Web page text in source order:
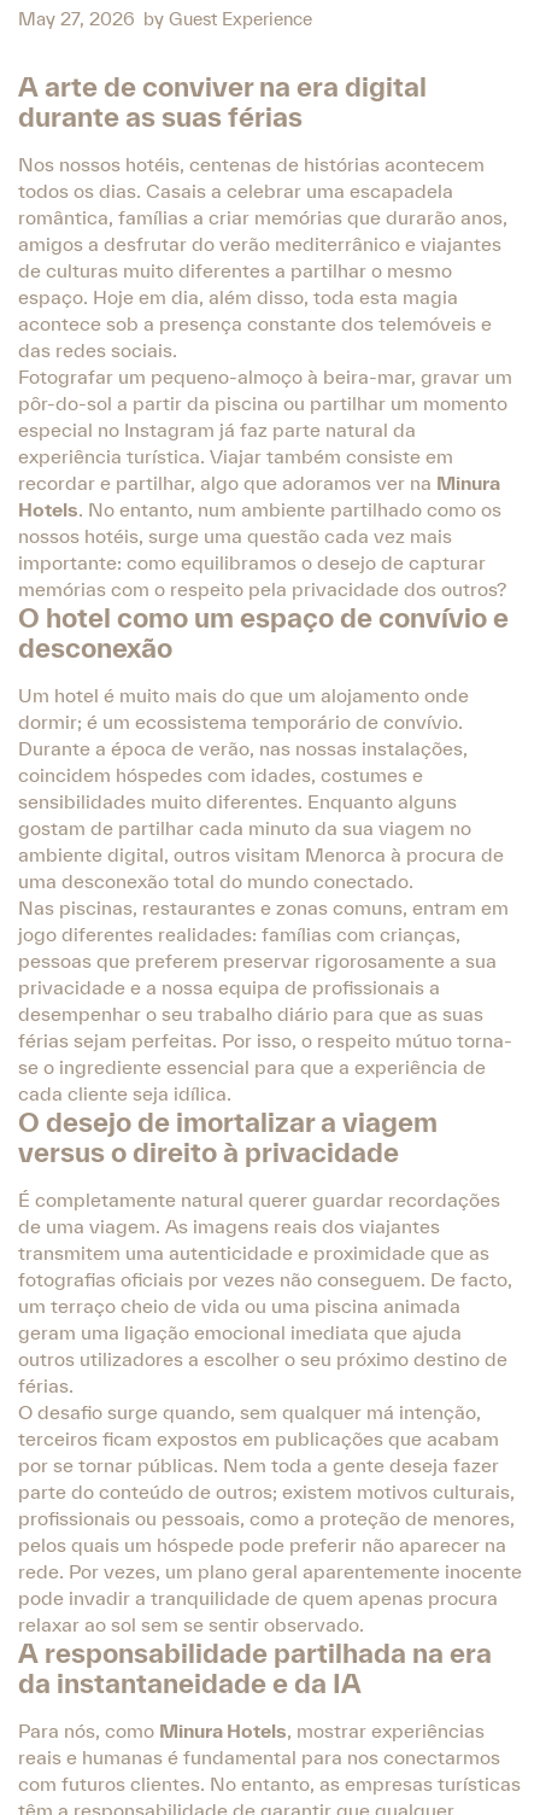
May 27, 2026 by Guest Experience
A arte de conviver na era digital
durante as suas férias
Nos nossos hotéis, centenas de histórias acontecem
todos os dias. Casais a celebrar uma escapadela
romântica, famílias a criar memórias que durarão anos,
amigos a desfrutar do verão mediterrânico e viajantes
de culturas muito diferentes a partilhar o mesmo
espaço. Hoje em dia, além disso, toda esta magia
acontece sob a presença constante dos telemóveis e
das redes sociais.
Fotografar um pequeno-almoço à beira-mar, gravar um
pôr-do-sol a partir da piscina ou partilhar um momento
especial no Instagram já faz parte natural da
experiência turística. Viajar também consiste em
recordar e partilhar, algo que adoramos ver na Minura
Hotels. No entanto, num ambiente partilhado como os
nossos hotéis, surge uma questão cada vez mais
importante: como equilibramos o desejo de capturar
memórias com o respeito pela privacidade dos outros?
O hotel como um espaço de convívio e
desconexão
Um hotel é muito mais do que um alojamento onde
dormir; é um ecossistema temporário de convívio.
Durante a época de verão, nas nossas instalações,
coincidem hóspedes com idades, costumes e
sensibilidades muito diferentes. Enquanto alguns
gostam de partilhar cada minuto da sua viagem no
ambiente digital, outros visitam Menorca à procura de
uma desconexão total do mundo conectado.
Nas piscinas, restaurantes e zonas comuns, entram em
jogo diferentes realidades: famílias com crianças,
pessoas que preferem preservar rigorosamente a sua
privacidade e a nossa equipa de profissionais a
desempenhar o seu trabalho diário para que as suas
férias sejam perfeitas. Por isso, o respeito mútuo torna-
se o ingrediente essencial para que a experiência de
cada cliente seja idílica.
O desejo de imortalizar a viagem
versus o direito à privacidade
É completamente natural querer guardar recordações
de uma viagem. As imagens reais dos viajantes
transmitem uma autenticidade e proximidade que as
fotografias oficiais por vezes não conseguem. De facto,
um terraço cheio de vida ou uma piscina animada
geram uma ligação emocional imediata que ajuda
outros utilizadores a escolher o seu próximo destino de
férias.
O desafio surge quando, sem qualquer má intenção,
terceiros ficam expostos em publicações que acabam
por se tornar públicas. Nem toda a gente deseja fazer
parte do conteúdo de outros; existem motivos culturais,
profissionais ou pessoais, como a proteção de menores,
pelos quais um hóspede pode preferir não aparecer na
rede. Por vezes, um plano geral aparentemente inocente
pode invadir a tranquilidade de quem apenas procura
relaxar ao sol sem se sentir observado.
A responsabilidade partilhada na era
da instantaneidade e da IA
Para nós, como Minura Hotels, mostrar experiências
reais e humanas é fundamental para nos conectarmos
com futuros clientes. No entanto, as empresas turísticas
têm a responsabilidade de garantir que qualquer